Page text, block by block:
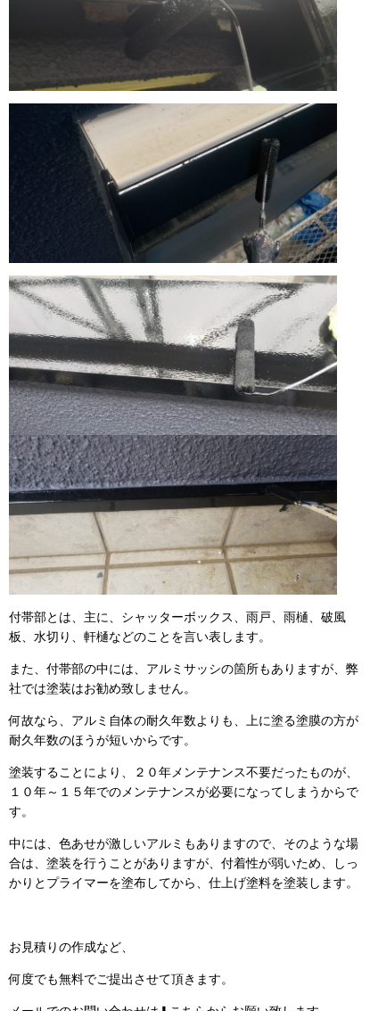
付帯部とは、主に、シャッターボックス、雨戸、雨樋、破風
板、水切り、軒樋などのことを言い表します。
また、付帯部の中には、アルミサッシの箇所もありますが、弊
社では塗装はお勧め致しません。
何故なら、アルミ自体の耐久年数よりも、上に塗る塗膜の方が
耐久年数のほうが短いからです。
塗装することにより、２０年メンテナンス不要だったものが、
１０年～１５年でのメンテナンスが必要になってしまうからで
す。
中には、色あせが激しいアルミもありますので、そのような場
合は、塗装を行うことがありますが、付着性が弱いため、しっ
かりとプライマーを塗布してから、仕上げ塗料を塗装します。
お見積りの作成など、
何度でも無料でご提出させて頂きます。